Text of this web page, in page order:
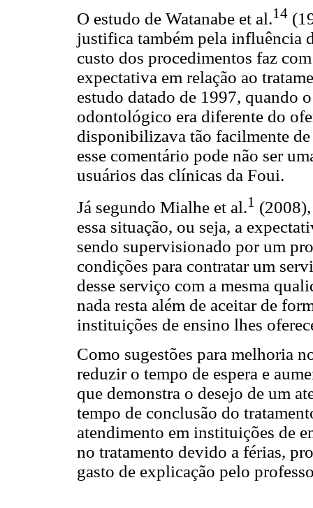
O estudo de Watanabe et al.14
justifica também pela influência
custo dos procedimentos faz
expectativa em relação ao
estudo datado de 1997, quando
odontológico era diferente do
disponibilizava tão facilmente
esse comentário pode não ser
usuários das clínicas da Foui.
Já segundo Mialhe et al.1
essa situação, ou seja, a
sendo supervisionado por um
condições para contratar um
desse serviço com a mesma
nada resta além de aceitar de
instituições de ensino lhes
Como sugestões para melhoria
reduzir o tempo de espera e
que demonstra o desejo de um
tempo de conclusão do
atendimento em instituições de
no tratamento devido a férias,
gasto de explicação pelo